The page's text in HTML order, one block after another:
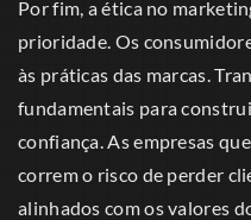
Por fim, a ética no
prioridade. Os
às práticas das marcas.
fundamentais para
confiança. As empresas
correm o risco de perder
alinhados com os valores